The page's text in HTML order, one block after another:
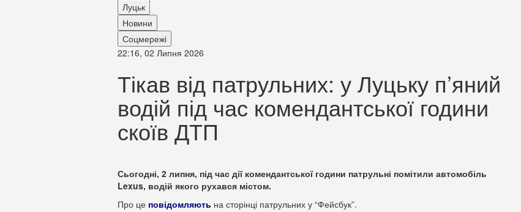
Луцьк
Новини
Соцмережі
22:16, 02 Липня 2026
Тікав від патрульних: у Луцьку п’яний
водій під час комендантської години
скоїв ДТП
Сьогодні, 2 липня, під час дії комендантської години патрульні помітили автомобіль
Lexus, водій якого рухався містом.
Про це повідомляють на сторінці патрульних у “Фейсбук”.